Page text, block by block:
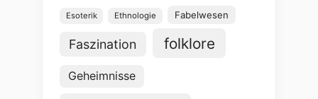
Esoterik Ethnologie Fabelwesen
Faszination folklore
Geheimnisse